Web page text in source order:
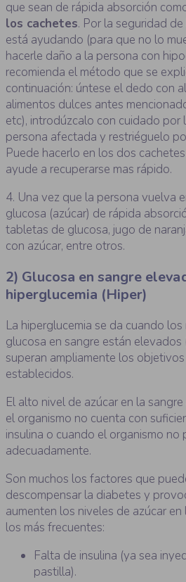
que sean de rápida absorción
los cachetes. Por la seguridad
está ayudando (para que no lo
hacerle daño a la persona con
recomienda el método que se
continuación: úntese el dedo con
alimentos dulces antes
etc), introdúzcalo con cuidado por
persona afectada y restriéguelo
Puede hacerlo en los dos
ayude a recuperarse mas rápido.
4. Una vez que la persona vuelva
glucosa (azúcar) de rápida
tabletas de glucosa, jugo de
con azúcar, entre otros.
2) Glucosa en sangre
hiperglucemia (Hiper)
La hiperglucemia se da cuando
glucosa en sangre están
superan ampliamente los
establecidos.
El alto nivel de azúcar en la
el organismo no cuenta con
insulina o cuando el organismo no
adecuadamente.
Son muchos los factores que
descompensar la diabetes y
aumenten los niveles de azúcar en
los más frecuentes:
Falta de insulina (ya sea
pastilla).